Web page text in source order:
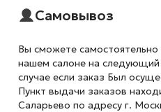
Самовывоз
Вы сможете
нашем салоне на
случае если заказ Был
Пункт выдачи заказов
Саларьево по адресу г.